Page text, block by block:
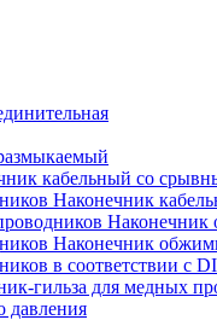
кабельный со
Наконечник
Наконечник
Наконечник
гильза для медных
давления